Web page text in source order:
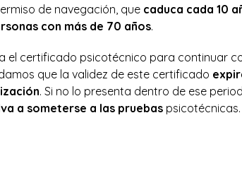
de navegación, que caduca cada 10
con más de 70 años.
el certificado psicotécnico para continuar
que la validez de este certificado
. Si no lo presenta dentro de ese
a someterse a las pruebas psicotécnicas.